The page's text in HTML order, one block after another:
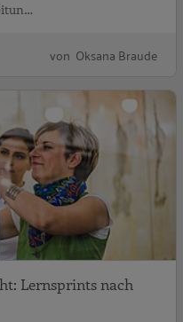
von Oksana Braude
Lernsprints nach